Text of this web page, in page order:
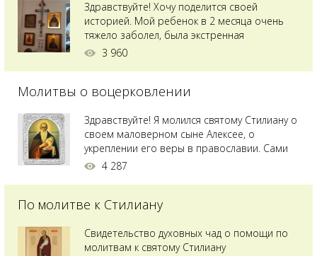
Здравствуйте! Хочу поделится своей
историей. Мой ребенок в 2 месяца очень
тяжело заболел, была экстренная
сложнейшая операция, состояние после
святого Владимира я увидела незнакомую
позже прочитав про него, узнала про
Преподобного...
3 960
Молитвы о воцерковлении
Здравствуйте! Я молился святому Стилиану о
своем маловерном сыне Алексее, о
укреплении его веры в православии. Сами
мы с супругой воцерковлены. Через год
вершину. Приложились к множеству святынь
4 287
По молитве к Стилиану
Свидетельство духовных чад о помощи по
молитвам к святому Стилиану